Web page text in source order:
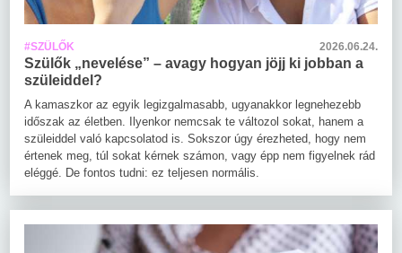
#SZÜLŐK 2026.06.24.
Szülők „nevelése” – avagy hogyan jöjj ki jobban a
szüleiddel?
A kamaszkor az egyik legizgalmasabb, ugyanakkor legnehezebb
időszak az életben. Ilyenkor nemcsak te változol sokat, hanem a
szüleiddel való kapcsolatod is. Sokszor úgy érezheted, hogy nem
értenek meg, túl sokat kérnek számon, vagy épp nem figyelnek rád
eléggé. De fontos tudni: ez teljesen normális.